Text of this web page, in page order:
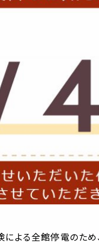
る全館停電のため